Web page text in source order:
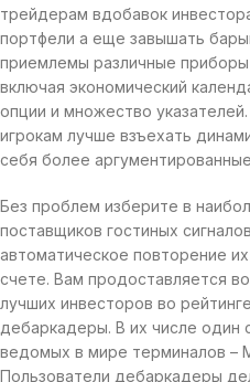
трейдерам вдобавок
портфели а еще завышать
приемлемы различные приборы
включая экономический
опции и множество
игрокам лучше взъехать
себя более
Без проблем изберите в
поставщиков гостиных
автоматическое повторение
счете. Вам продоставляется
лучших инвесторов во
дебаркадеры. В их числе один
ведомых в мире терминалов –
Пользователи дебаркадеры